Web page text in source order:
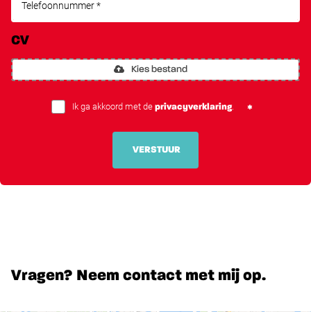
CV
Kies bestand
Ik ga akkoord met de privacyverklaring.
VERSTUUR
Vragen? Neem contact met mij op.